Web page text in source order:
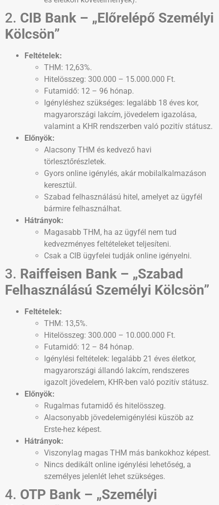
2. CIB Bank – „Előrelépő Személyi
Kölcsön”
Feltételek:
THM: 12,63%.
Hitelösszeg: 300.000 – 15.000.000 Ft.
Futamidő: 12 – 96 hónap.
Igényléshez szükséges: legalább 18 éves kor,
magyarországi lakcím, jövedelem igazolása,
valamint a KHR rendszerben való pozitív státusz​.
Előnyök:
Alacsony THM és kedvező havi
törlesztőrészletek.
Gyors online igénylés, akár mobilalkalmazáson
keresztül.
Szabad felhasználású hitel, amelyet az ügyfél
bármire felhasználhat.
Hátrányok:
Magasabb THM, ha az ügyfél nem tud
kedvezményes feltételeket teljesíteni.
Csak a CIB ügyfelei tudják online igényelni.
3. Raiffeisen Bank – „Szabad
Felhasználású Személyi Kölcsön”
Feltételek:
THM: 13,5%.
Hitelösszeg: 300.000 – 10.000.000 Ft.
Futamidő: 12 – 84 hónap.
Igénylési feltételek: legalább 21 éves életkor,
magyarországi állandó lakcím, rendszeres
igazolt jövedelem, KHR-ben való pozitív státusz.
Előnyök:
Rugalmas futamidő és hitelösszeg.
Alacsonyabb jövedelemigénylési küszöb az
Erste-hez képest.
Hátrányok:
Viszonylag magas THM más bankokhoz képest.
Nincs dedikált online igénylési lehetőség, a
személyes jelenlét lehet szükséges.
4. OTP Bank – „Személyi